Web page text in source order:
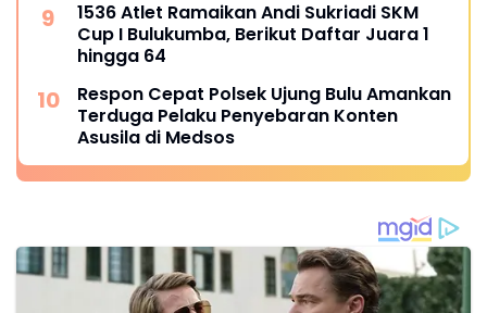
1536 Atlet Ramaikan Andi Sukriadi SKM
Cup I Bulukumba, Berikut Daftar Juara 1
hingga 64
Respon Cepat Polsek Ujung Bulu Amankan
Terduga Pelaku Penyebaran Konten
Asusila di Medsos